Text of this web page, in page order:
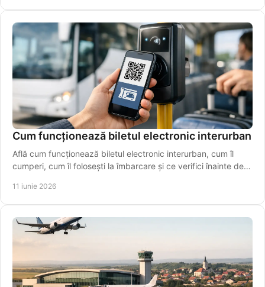
Cum funcționează biletul electronic interurban
Află cum funcționează biletul electronic interurban, cum îl
cumperi, cum îl folosești la îmbarcare și ce verifici înainte de
11 iunie 2026